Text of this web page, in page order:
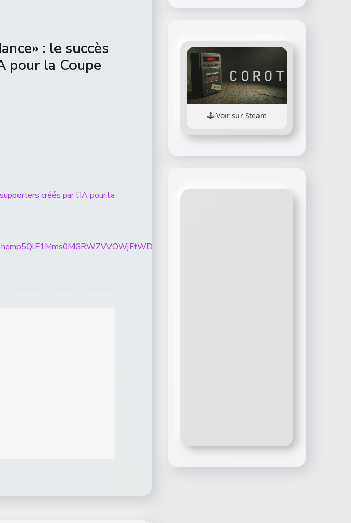
: le succès
pour la Coupe
créés par l’IA pour la
Voir sur Steam